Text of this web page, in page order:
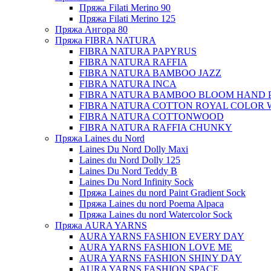
Пряжа Filati Merino 90
Пряжа Filati Merino 125
Пряжа Ангора 80
Пряжа FIBRA NATURA
FIBRA NATURA PAPYRUS
FIBRA NATURA RAFFIA
FIBRA NATURA BAMBOO JAZZ
FIBRA NATURA INCA
FIBRA NATURA BAMBOO BLOOM HAND
FIBRA NATURA COTTON ROYAL COLOR
FIBRA NATURA COTTONWOOD
FIBRA NATURA RAFFIA CHUNKY
Пряжа Laines du Nord
Laines Du Nord Dolly Maxi
Laines du Nord Dolly 125
Laines Du Nord Teddy B
Laines Du Nord Infinity Sock
Пряжа Laines du nord Paint Gradient Sock
Пряжа Laines du nord Poema Alpaca
Пряжа Laines du nord Watercolor Sock
Пряжа AURA YARNS
AURA YARNS FASHION EVERY DAY
AURA YARNS FASHION LOVE ME
AURA YARNS FASHION SHINY DAY
AURA YARNS FASHION SPACE